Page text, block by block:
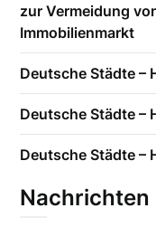
zur Vermeidung
Immobilienmarkt
Deutsche Städte –
Deutsche Städte –
Deutsche Städte –
Nachrichten